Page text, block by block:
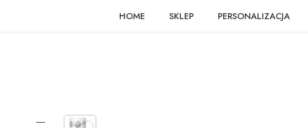
+48 530 933 786 HOME SKLEP PERSONALIZACJA